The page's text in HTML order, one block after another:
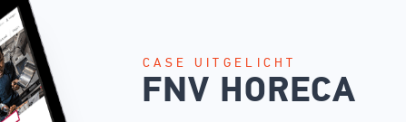
CASE UITGELICHT
FNV HORECA